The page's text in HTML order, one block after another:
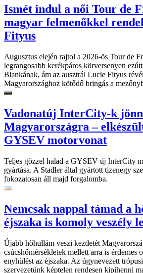
Ismét indul a női Tour de
magyar felmenőkkel
Fityus
Augusztus elején rajtol a 2026-ös Tour de
legrangosabb kerékpáros körversenyen
Blankának, ám az ausztrál Lucie Fityus
Magyarországhoz kötődő bringás a
Vadonatúj InterCity-k
Magyarországra –
GYSEV motorvonat
Teljes gőzzel halad a GYSEV új InterCity
gyártása. A Stadler által gyártott tizenegy
fokozatosan áll majd forgalomba.
Nemcsak nappal támad a
éjszaka is komoly veszély
Újabb hőhullám veszi kezdetét
csúcshőmérsékletek mellett arra is érdemes
enyhülést az éjszaka. Az úgynevezett
szervezetünk képtelen rendesen kipihenni